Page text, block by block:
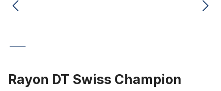
Rayon DT Swiss Champion